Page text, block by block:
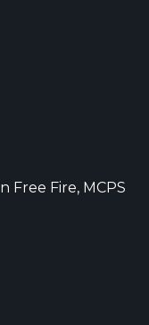
Free Fire, MCPS